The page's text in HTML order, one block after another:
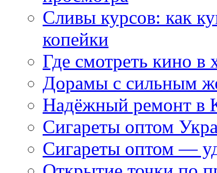
Сливы курсов: как
копейки
Где смотреть кино в
Дорамы с сильным
Надёжный ремонт в
Сигареты оптом
Сигареты оптом —